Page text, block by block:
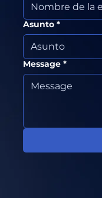
Asunto *
Message *